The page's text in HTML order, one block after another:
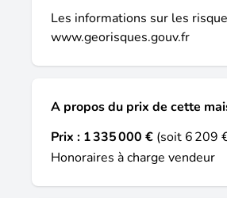
Les informations sur les
www.georisques.gouv.fr
A propos du prix de cette
Prix : 1 335 000 € (soit 6 209
Honoraires à charge vendeur